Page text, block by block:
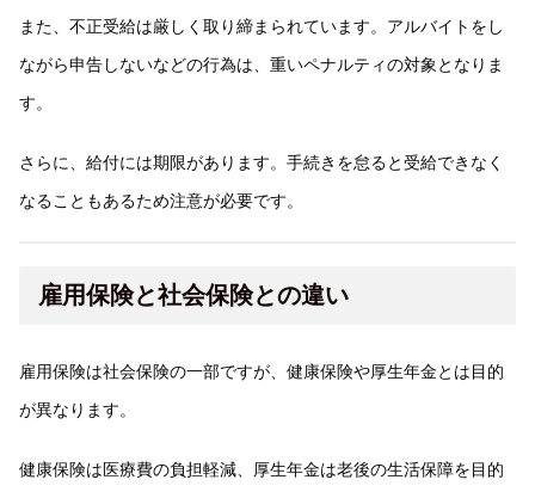
また、不正受給は厳しく取り締まられています。アルバイトをし
ながら申告しないなどの行為は、重いペナルティの対象となりま
す。
さらに、給付には期限があります。手続きを怠ると受給できなく
なることもあるため注意が必要です。
雇用保険と社会保険との違い
雇用保険は社会保険の一部ですが、健康保険や厚生年金とは目的
が異なります。
健康保険は医療費の負担軽減、厚生年金は老後の生活保障を目的